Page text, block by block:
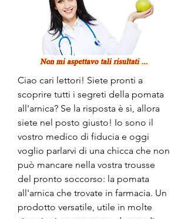
Ciao cari lettori! Siete pronti a
scoprire tutti i segreti della pomata
all'arnica? Se la risposta è sì, allora
siete nel posto giusto! Io sono il
vostro medico di fiducia e oggi
voglio parlarvi di una chicca che non
può mancare nella vostra trousse
del pronto soccorso: la pomata
all'arnica che trovate in farmacia. Un
prodotto versatile, utile in molte